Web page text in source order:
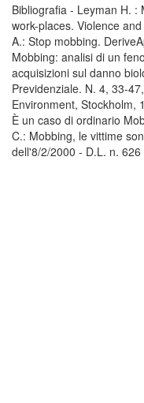
Bibliografia - Leyman H.
work-places. Violence
A.: Stop mobbing.
Mobbing: analisi di un
acquisizioni sul danno
Previdenziale. N. 4, 33-
Environment, Stockholm,
È un caso di ordinario
C.: Mobbing, le vittime
dell'8/2/2000 - D.L. n.